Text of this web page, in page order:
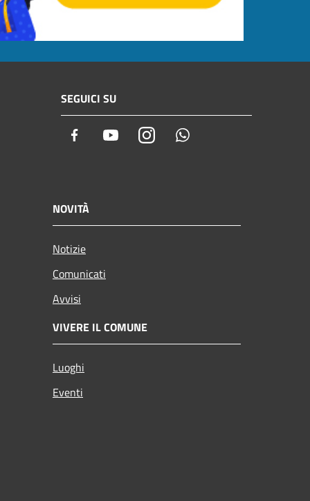
SEGUICI SU
Facebook YoutubeInstagram
NOVITÀ
Notizie
Comunicati
Avvisi
VIVERE IL COMUNE
Luoghi
Eventi